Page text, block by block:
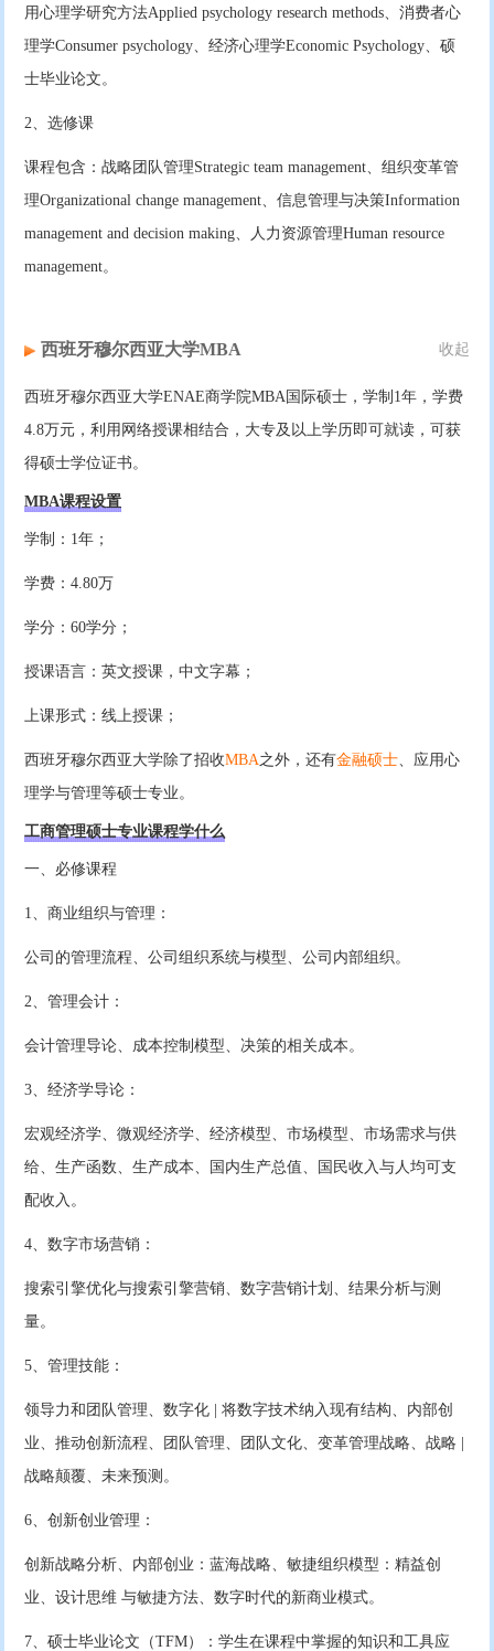
用心理学研究方法Applied psychology research methods、消费者心
理学Consumer psychology、经济心理学Economic Psychology、硕
士毕业论文。
2、选修课
课程包含：战略团队管理Strategic team management、组织变革管
理Organizational change management、信息管理与决策Information
management and decision making、人力资源管理Human resource
management。
西班牙穆尔西亚大学MBA 收起
西班牙穆尔西亚大学ENAE商学院MBA国际硕士，学制1年，学费
4.8万元，利用网络授课相结合，大专及以上学历即可就读，可获
得硕士学位证书。
MBA课程设置
学制：1年；
学费：4.80万
学分：60学分；
授课语言：英文授课，中文字幕；
上课形式：线上授课；
西班牙穆尔西亚大学除了招收MBA之外，还有金融硕士、应用心
理学与管理等硕士专业。
工商管理硕士专业课程学什么
一、必修课程
1、商业组织与管理：
公司的管理流程、公司组织系统与模型、公司内部组织。
2、管理会计：
会计管理导论、成本控制模型、决策的相关成本。
3、经济学导论：
宏观经济学、微观经济学、经济模型、市场模型、市场需求与供
给、生产函数、生产成本、国内生产总值、国民收入与人均可支
配收入。
4、数字市场营销：
搜索引擎优化与搜索引擎营销、数字营销计划、结果分析与测
量。
5、管理技能：
领导力和团队管理、数字化 | 将数字技术纳入现有结构、内部创
业、推动创新流程、团队管理、团队文化、变革管理战略、战略 |
战略颠覆、未来预测。
6、创新创业管理：
创新战略分析、内部创业：蓝海战略、敏捷组织模型：精益创
业、设计思维 与敏捷方法、数字时代的新商业模式。
7、硕士毕业论文（TFM）：学生在课程中掌握的知识和工具应